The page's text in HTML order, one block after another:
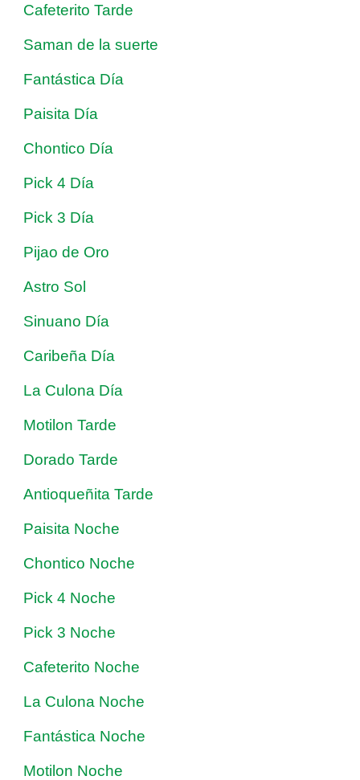
Cafeterito Tarde
Saman de la suerte
Fantástica Día
Paisita Día
Chontico Día
Pick 4 Día
Pick 3 Día
Pijao de Oro
Astro Sol
Sinuano Día
Caribeña Día
La Culona Día
Motilon Tarde
Dorado Tarde
Antioqueñita Tarde
Paisita Noche
Chontico Noche
Pick 4 Noche
Pick 3 Noche
Cafeterito Noche
La Culona Noche
Fantástica Noche
Motilon Noche